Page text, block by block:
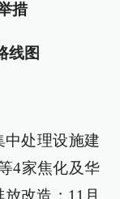
措
线图
中处理设施建
4家焦化及华
改造；11月